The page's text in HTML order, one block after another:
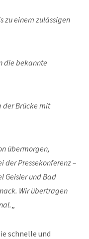
zu einem zulässigen
die bekannte
der Brücke mit
übermorgen,
der Pressekonferenz –
Geisler und Bad
Wir übertragen
„
schnelle und